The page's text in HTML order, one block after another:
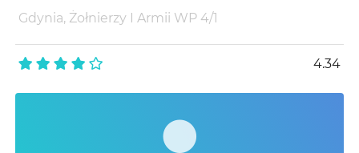
Gdynia, Żołnierzy I Armii WP 4/1
4.34